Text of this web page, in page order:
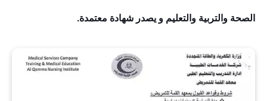
الصحة والتربية والتعليم و يصدر شهادة معتمدة.